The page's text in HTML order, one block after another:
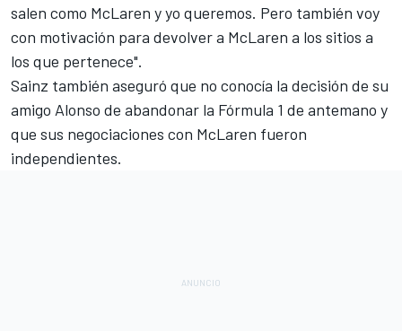
salen como McLaren y yo queremos. Pero también voy
con motivación para devolver a McLaren a los sitios a
los que pertenece".
Sainz también aseguró que no conocía la decisión de su
amigo Alonso de abandonar la Fórmula 1 de antemano y
que sus negociaciones con McLaren fueron
independientes.